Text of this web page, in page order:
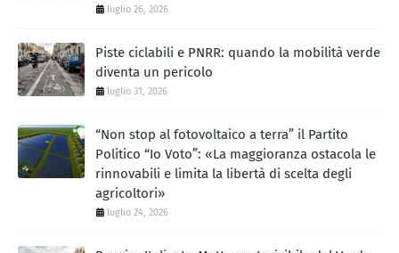
luglio 26, 2026
Piste ciclabili e PNRR: quando la mobilità verde
diventa un pericolo
luglio 31, 2026
“Non stop al fotovoltaico a terra” il Partito
Politico “Io Voto”: «La maggioranza ostacola le
rinnovabili e limita la libertà di scelta degli
agricoltori»
luglio 24, 2026